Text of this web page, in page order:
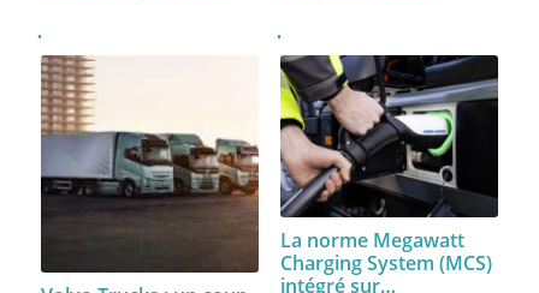
La norme Megawatt
Charging System (MCS)
intégré sur…